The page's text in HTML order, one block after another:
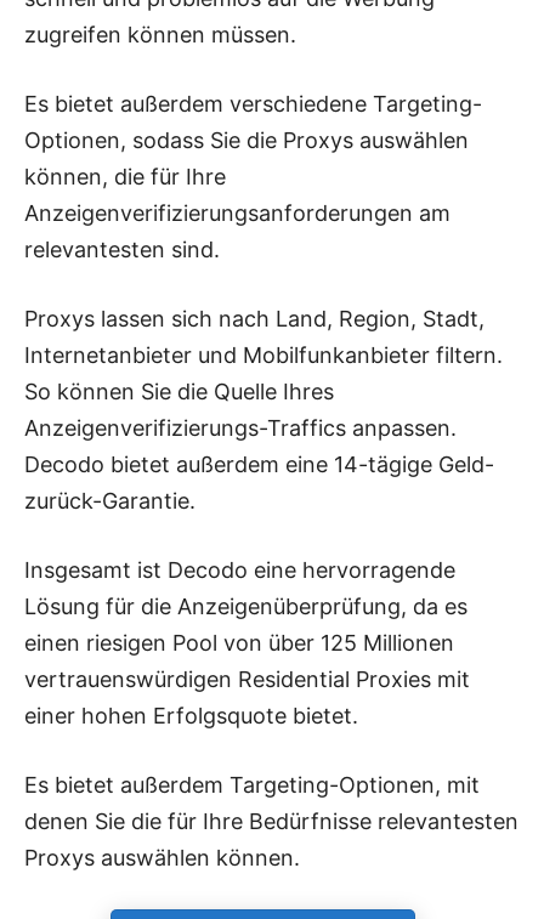
zugreifen können müssen.
Es bietet außerdem verschiedene Targeting-
Optionen, sodass Sie die Proxys auswählen
können, die für Ihre
Anzeigenverifizierungsanforderungen am
relevantesten sind.
Proxys lassen sich nach Land, Region, Stadt,
Internetanbieter und Mobilfunkanbieter filtern.
So können Sie die Quelle Ihres
Anzeigenverifizierungs-Traffics anpassen.
Decodo bietet außerdem eine 14-tägige Geld-
zurück-Garantie.
Insgesamt ist Decodo eine hervorragende
Lösung für die Anzeigenüberprüfung, da es
einen riesigen Pool von über 125 Millionen
vertrauenswürdigen Residential Proxies mit
einer hohen Erfolgsquote bietet.
Es bietet außerdem Targeting-Optionen, mit
denen Sie die für Ihre Bedürfnisse relevantesten
Proxys auswählen können.